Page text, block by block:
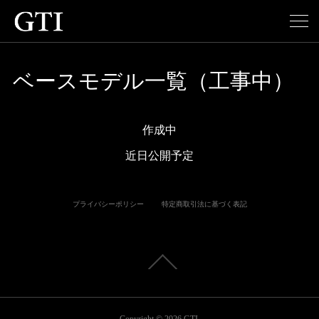
ベースモデル一覧（工事中）
作成中
近日公開予定
プライバシーポリシー 特定商取引法に基づく表記